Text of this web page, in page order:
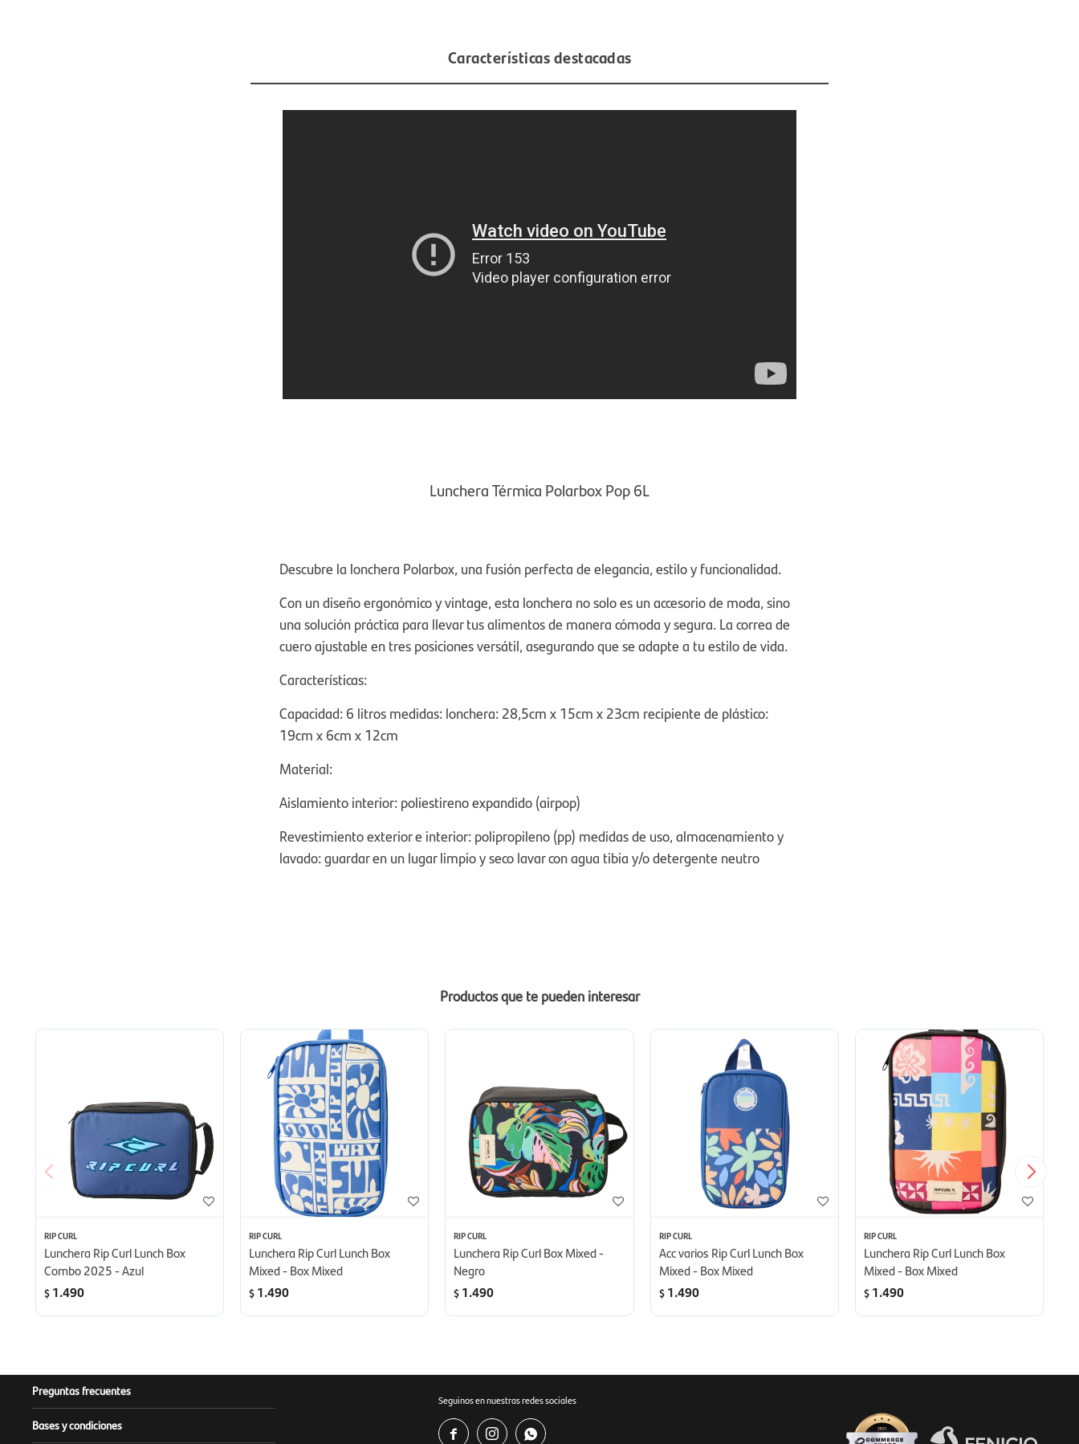
Características destacadas
Lunchera Térmica Polarbox Pop 6L
Descubre la lonchera Polarbox, una fusión perfecta de elegancia, estilo y funcionalidad.
Con un diseño ergonómico y vintage, esta lonchera no solo es un accesorio de moda, sino
una solución práctica para llevar tus alimentos de manera cómoda y segura. La correa de
cuero ajustable en tres posiciones versátil, asegurando que se adapte a tu estilo de vida.
Características:
Capacidad: 6 litros medidas: lonchera: 28,5cm x 15cm x 23cm recipiente de plástico:
19cm x 6cm x 12cm
Material:
Aislamiento interior: poliestireno expandido (airpop)
Revestimiento exterior e interior: polipropileno (pp) medidas de uso, almacenamiento y
lavado: guardar en un lugar limpio y seco lavar con agua tibia y/o detergente neutro
Productos que te pueden interesar
RIP CURL
Lunchera Rip Curl Lunch Box
Combo 2025 - Azul
$ 1.490
RIP CURL
Lunchera Rip Curl Lunch Box
Mixed - Box Mixed
$ 1.490
RIP CURL
Lunchera Rip Curl Box Mixed -
Negro
$ 1.490
RIP CURL
Acc varios Rip Curl Lunch Box
Mixed - Box Mixed
$ 1.490
RIP CURL
Lunchera Rip Curl Lunch Box
Mixed - Box Mixed
$ 1.490
Preguntas frecuentes
Bases y condiciones
Seguinos en nuestras redes sociales
  